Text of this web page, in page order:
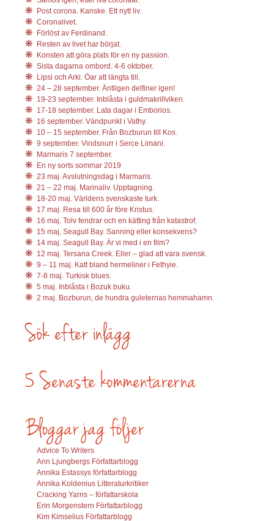
Post corona. Kanske. Ett nytt liv.
Coronalivet.
Förlöst av Ferdinand.
Resten av livet har börjat.
Konsten att göra plats för en ny passion.
Sista dagarna ombord. 4-6 oktober.
Lipsi och Arki. Öar att längta till.
24 – 28 september. Äntligen delfiner igen!
19-23 september. Inblåsta i guldmakrillviken.
17-18 september. Lata dagar i Emborios.
16 september. Vändpunkt i Vathy.
10 – 15 september. Från Bozburun till Kos.
9 september. Vindsnurr i Serce Limani.
Marmaris 7 september.
En ny sorts sommar 2019
23 maj. Avslutningsdag i Marmaris.
21 – 22 maj. Marinaliv. Upptagning.
18-20 maj. Världens svenskaste turk.
17 maj. Resa till 600 år före Kristus.
16 maj. Tolv fendrar och en kätting från katastrof.
15 maj, Seagull Bay. Sanning eller konsekvens?
14 maj. Seagull Bay. Är vi med i en film?
12 maj. Tersana Creek. Eller – glad att vara svensk.
9 – 11 maj. Katt bland hermeliner i Fethyie.
7-8 maj. Turkisk blues.
5 maj. Inblåsta i Bozuk buku.
2 maj. Bozburun, de hundra guleternas hemmahamn.
Advice To Writers
Ann Ljungbergs Författarblogg
Annika Estassys författarblogg
Annika Koldenius Litteraturkritiker
Cracking Yarns – författarskola
Erin Morgenstern Författarblogg
Kim Kimselius Författarblogg